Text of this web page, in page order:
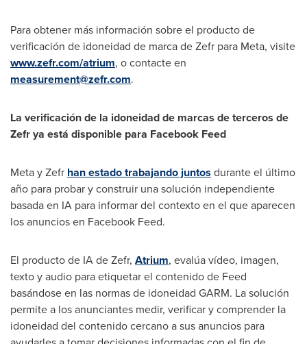
Para obtener más información sobre el producto de
verificación de idoneidad de marca de Zefr para Meta, visite
www.zefr.com/atrium, o contacte en
measurement@zefr.com.
La verificación de la idoneidad de marcas de terceros de
Zefr ya está disponible para Facebook Feed
Meta y Zefr han estado trabajando juntos durante el último
año para probar y construir una solución independiente
basada en IA para informar del contexto en el que aparecen
los anuncios en Facebook Feed.
El producto de IA de Zefr, Atrium, evalúa vídeo, imagen,
texto y audio para etiquetar el contenido de Feed
basándose en las normas de idoneidad GARM. La solución
permite a los anunciantes medir, verificar y comprender la
idoneidad del contenido cercano a sus anuncios para